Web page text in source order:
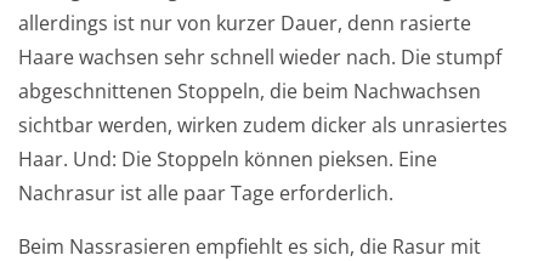
allerdings ist nur von kurzer Dauer, denn rasierte
Haare wachsen sehr schnell wieder nach. Die stumpf
abgeschnittenen Stoppeln, die beim Nachwachsen
sichtbar werden, wirken zudem dicker als unrasiertes
Haar. Und: Die Stoppeln können pieksen. Eine
Nachrasur ist alle paar Tage erforderlich.
Beim Nassrasieren empfiehlt es sich, die Rasur mit